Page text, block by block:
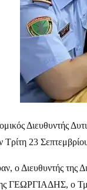
Διευθυντής
Τρίτη 23
ο Διευθυντής
ΓΕΩΡΓΙΑΔΗΣ, ο